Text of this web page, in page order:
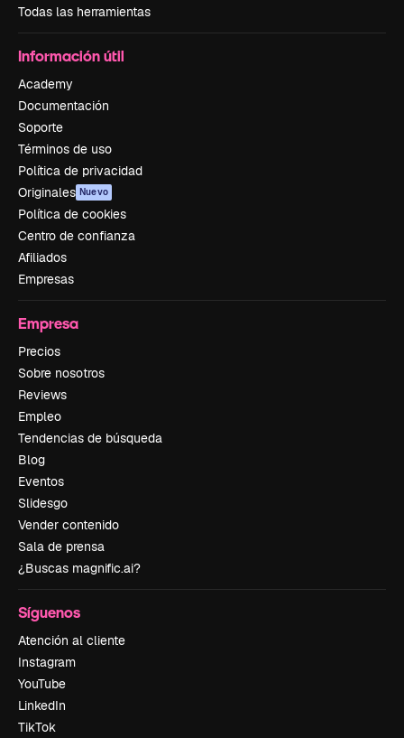
Todas las herramientas
Información útil
Academy
Documentación
Soporte
Términos de uso
Política de privacidad
Originales Nuevo
Política de cookies
Centro de confianza
Afiliados
Empresas
Empresa
Precios
Sobre nosotros
Reviews
Empleo
Tendencias de búsqueda
Blog
Eventos
Slidesgo
Vender contenido
Sala de prensa
¿Buscas magnific.ai?
Síguenos
Atención al cliente
Instagram
YouTube
LinkedIn
TikTok